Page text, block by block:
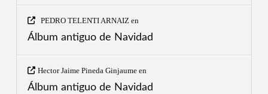
PEDRO TELENTI ARNAIZ en
Álbum antiguo de Navidad
Hector Jaime Pineda Ginjaumeen
Álbum antiguo de Navidad